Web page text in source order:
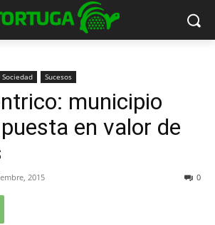
Sociedad Sucesos
municipio
en valor de
2015 0